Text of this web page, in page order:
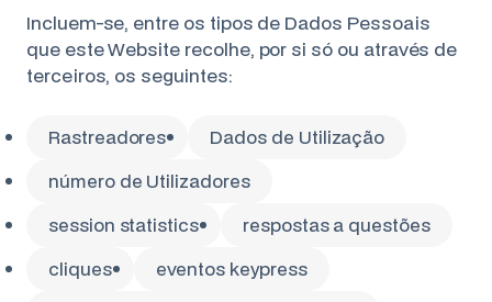
Incluem-se, entre os tipos de Dados Pessoais
que este Website recolhe, por si só ou através de
terceiros, os seguintes:
Rastreadores
Dados de Utilização
número de Utilizadores
session statistics
respostas a questões
cliques
eventos keypress